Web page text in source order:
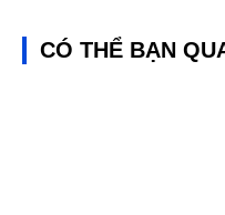
CÓ THỂ BẠN